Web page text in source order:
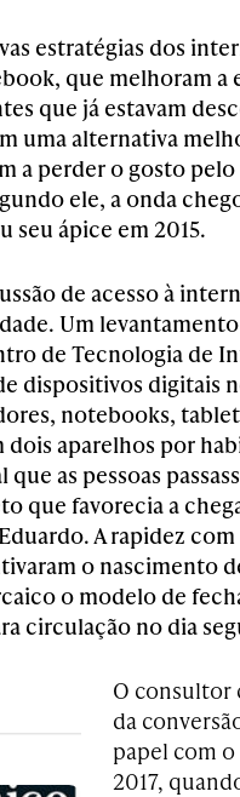
estratégias dos
que melhoram a
que já estavam
uma alternativa
a perder o gosto
ele, a onda
seu ápice em 2015.
de acesso à
Um
de Tecnologia de
dispositivos digitais
notebooks,
dois aparelhos por
as pessoas
que favorecia a
A rapidez
o nascimento
o modelo de
circulação no dia
O consultor
da
papel com
2017,